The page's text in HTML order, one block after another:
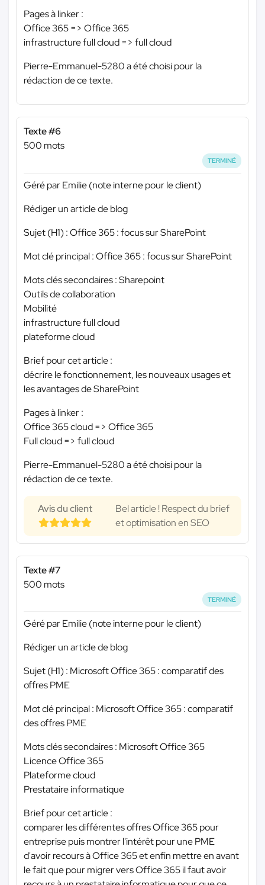
Pages à linker :
Office 365 => Office 365
infrastructure full cloud => full cloud
Pierre-Emmanuel-5280 a été choisi pour la
rédaction de ce texte.
Texte #6
500 mots
TERMINÉ
Géré par Emilie (note interne pour le client)
Rédiger un article de blog
Sujet (H1) : Office 365 : focus sur SharePoint
Mot clé principal : Office 365 : focus sur SharePoint
Mots clés secondaires : Sharepoint
Outils de collaboration
Mobilité
infrastructure full cloud
plateforme cloud
Brief pour cet article :
décrire le fonctionnement, les nouveaux usages et
les avantages de SharePoint
Pages à linker :
Office 365 cloud => Office 365
Full cloud => full cloud
Pierre-Emmanuel-5280 a été choisi pour la
rédaction de ce texte.
Avis du client
Bel article ! Respect du brief
et optimisation en SEO
Texte #7
500 mots
TERMINÉ
Géré par Emilie (note interne pour le client)
Rédiger un article de blog
Sujet (H1) : Microsoft Office 365 : comparatif des
offres PME
Mot clé principal : Microsoft Office 365 : comparatif
des offres PME
Mots clés secondaires : Microsoft Office 365
Licence Office 365
Plateforme cloud
Prestataire informatique
Brief pour cet article :
comparer les différentes offres Office 365 pour
entreprise puis montrer l'intérêt pour une PME
d'avoir recours à Office 365 et enfin mettre en avant
le fait que pour migrer vers Office 365 il faut avoir